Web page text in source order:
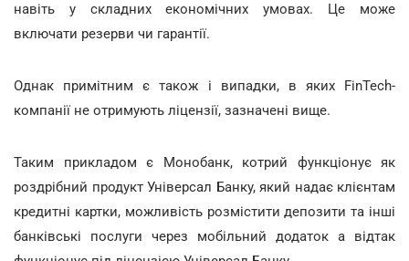
навіть у складних економічних умовах. Це може
включати резерви чи гарантії.
Однак примітним є також і випадки, в яких FinTech-
компанії не отримують ліцензії, зазначені вище.
Таким прикладом є Монобанк, котрий функціонує як
роздрібний продукт Універсал Банку, який надає клієнтам
кредитні картки, можливість розмістити депозити та інші
банківські послуги через мобільний додаток а відтак